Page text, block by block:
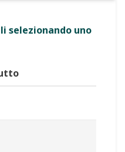
selezionando uno